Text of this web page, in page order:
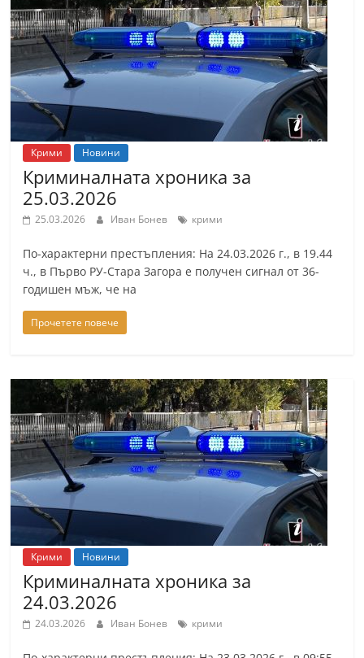
Крими Новини
Криминалната хроника за
25.03.2026
25.03.2026 Иван Бонев крими
По-характерни престъпления: На 24.03.2026 г., в 19.44
ч., в Първо РУ-Стара Загора е получен сигнал от 36-
годишен мъж, че на
Прочетете повече
Крими Новини
Криминалната хроника за
24.03.2026
24.03.2026 Иван Бонев крими